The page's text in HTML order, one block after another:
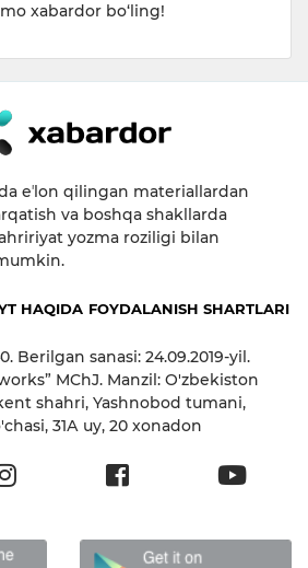
xabardor bo‘ling!
eʼlon qilingan materiallardan
va boshqa shakllarda
yozma roziligi bilan
HAQIDA FOYDALANISH SHARTLARI
Berilgan sanasi: 24.09.2019-yil.
MChJ. Manzil: O'zbekiston
shahri, Yashnobod tumani,
31А uy, 20 xonadon